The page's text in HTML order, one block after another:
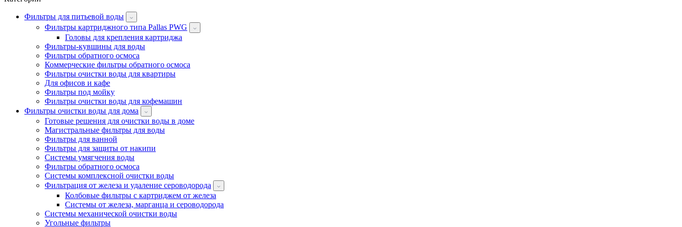
Фильтры для питьевой воды
Фильтры картриджного типа Pallas PWG
Головы для крепления картриджа
Фильтры-кувшины для воды
Фильтры обратного осмоса
Коммерческие фильтры обратного осмоса
Фильтры очистки воды для квартиры
Для офисов и кафе
Фильтры под мойку
Фильтры очистки воды для кофемашин
Фильтры очистки воды для дома
Готовые решения для очистки воды в доме
Магистральные фильтры для воды
Фильтры для ванной
Фильтры для защиты от накипи
Системы умягчения воды
Фильтры обратного осмоса
Системы комплексной очистки воды
Фильтрация от железа и удаление сероводорода
Колбовые фильтры с картриджем от железа
Системы от железа, марганца и сероводорода
Системы механической очистки воды
Угольные фильтры